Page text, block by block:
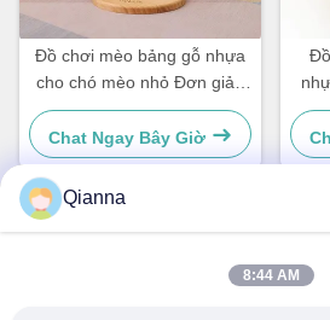
Đồ chơi mèo bảng gỗ nhựa
cho chó mèo nhỏ Đơn giản
và thiết thực
Chat Ngay Bây Giờ
Qianna
8:44 AM